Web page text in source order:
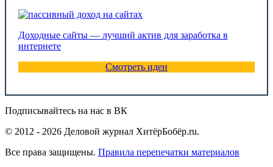
Доходные сайты — лучший актив для заработка в
интернете
Смотреть идеи
Подписывайтесь на нас в ВК
© 2012 - 2026 Деловой журнал ХитёрБобёр.ru.
Все права защищены. Правила перепечатки материалов